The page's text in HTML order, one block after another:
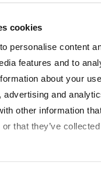
cookies
personalise content
features and to
about your
advertising and
other information
that they’ve
い求めください。その
Type
advance